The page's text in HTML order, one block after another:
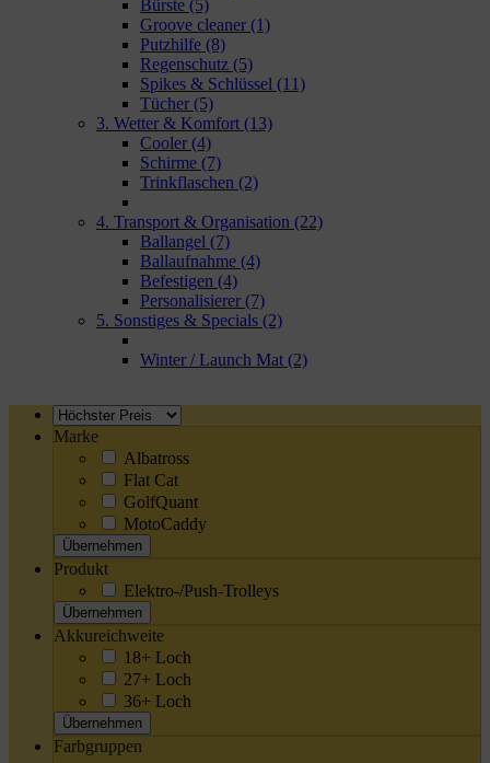
Bürste (5)
Groove cleaner (1)
Putzhilfe (8)
Regenschutz (5)
Spikes & Schlüssel (11)
Tücher (5)
3. Wetter & Komfort (13)
Cooler (4)
Schirme (7)
Trinkflaschen (2)
4. Transport & Organisation (22)
Ballangel (7)
Ballaufnahme (4)
Befestigen (4)
Personalisierer (7)
5. Sonstiges & Specials (2)
Winter / Launch Mat (2)
Marke
Albatross
Flat Cat
GolfQuant
MotoCaddy
Übernehmen
Produkt
Elektro-/Push-Trolleys
Übernehmen
Akkureichweite
18+ Loch
27+ Loch
36+ Loch
Übernehmen
Farbgruppen